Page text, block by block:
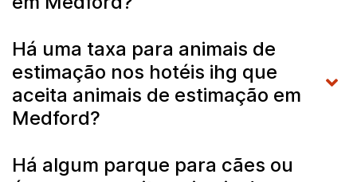
Há uma taxa para animais de
estimação nos hotéis ihg que
aceita animais de estimação em
Medford?
Há algum parque para cães ou